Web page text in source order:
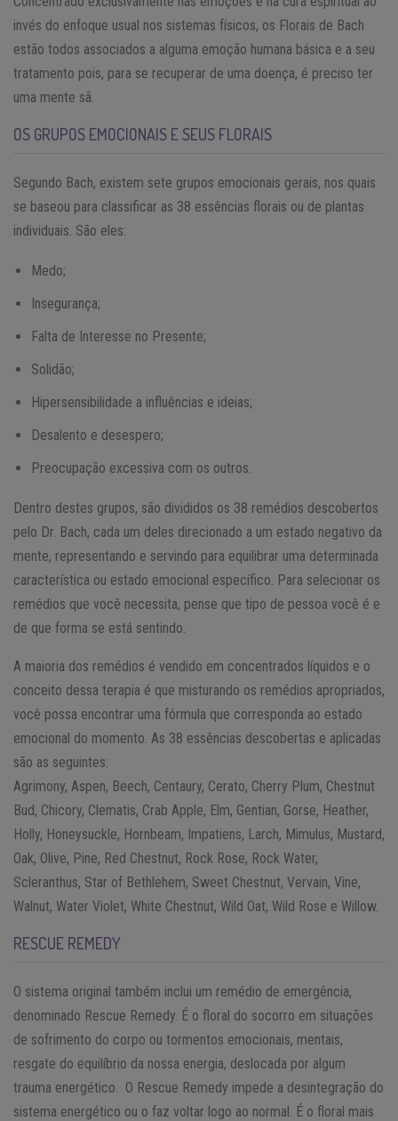
invés do enfoque usual nos sistemas físicos, os Florais de Bach
estão todos associados a alguma emoção humana básica e a seu
tratamento pois, para se recuperar de uma doença, é preciso ter
uma mente sã.
OS GRUPOS EMOCIONAIS E SEUS FLORAIS
Segundo Bach, existem sete grupos emocionais gerais, nos quais
se baseou para classificar as 38 essências florais ou de plantas
individuais. São eles:
Medo;
Insegurança;
Falta de Interesse no Presente;
Solidão;
Hipersensibilidade a influências e ideias;
Desalento e desespero;
Preocupação excessiva com os outros.
Dentro destes grupos, são divididos os 38 remédios descobertos
pelo Dr. Bach, cada um deles direcionado a um estado negativo da
mente, representando e servindo para equilibrar uma determinada
característica ou estado emocional específico. Para selecionar os
remédios que você necessita, pense que tipo de pessoa você é e
de que forma se está sentindo.
A maioria dos remédios é vendido em concentrados líquidos e o
conceito dessa terapia é que misturando os remédios apropriados,
você possa encontrar uma fórmula que corresponda ao estado
emocional do momento. As 38 essências descobertas e aplicadas
são as seguintes:
Agrimony, Aspen, Beech, Centaury, Cerato, Cherry Plum, Chestnut
Bud, Chicory, Clematis, Crab Apple, Elm, Gentian, Gorse, Heather,
Holly, Honeysuckle, Hornbeam, Impatiens, Larch, Mimulus, Mustard,
Oak, Olive, Pine, Red Chestnut, Rock Rose, Rock Water,
Scleranthus, Star of Bethlehem, Sweet Chestnut, Vervain, Vine,
Walnut, Water Violet, White Chestnut, Wild Oat, Wild Rose e Willow.
RESCUE REMEDY
O sistema original também inclui um remédio de emergência,
denominado Rescue Remedy. É o floral do socorro em situações
de sofrimento do corpo ou tormentos emocionais, mentais,
resgate do equilíbrio da nossa energia, deslocada por algum
trauma energético. O Rescue Remedy impede a desintegração do
sistema energético ou o faz voltar logo ao normal. É o floral mais